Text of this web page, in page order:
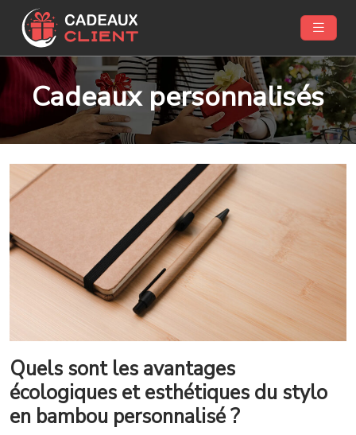
Cadeaux personnalisés
Quels sont les avantages
écologiques et esthétiques du stylo
en bambou personnalisé ?